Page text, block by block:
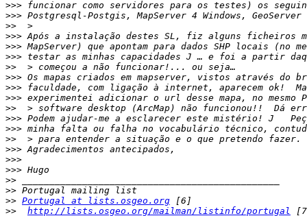
>>>
>>>
>>
>>>
>>>
>>>
>>
>>>
>>>
>>>
>>
>>>
>>>
>>
>>>
>>>
>>>
>>
>>
>> Portugal at lists.osgeo.org
>>
http://lists.osgeo.org/mailman/listinfo/portugal